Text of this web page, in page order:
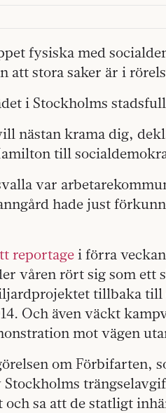
fysiska med
att stora saker är i
i Stockholms
nästan krama dig,
till
var
hade just
reportage i förra
våren rört sig som ett
tillbaka till
Och även väckt
mot vägen
om Förbifarten,
Stockholms
sa att de statligt